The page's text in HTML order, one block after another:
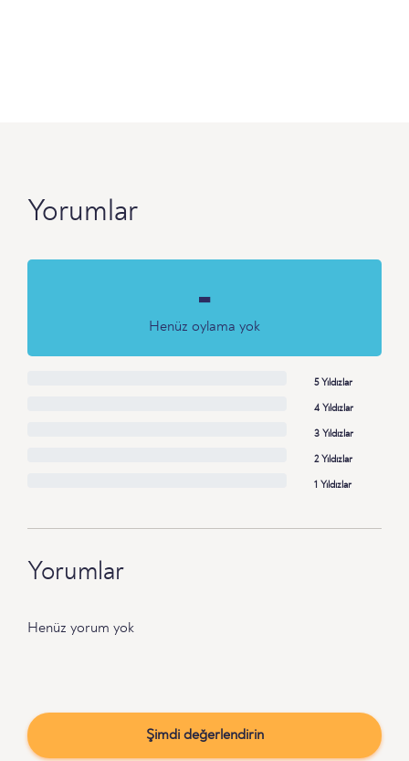
Yorumlar
-
Henüz oylama yok
5 Yıldızlar
4 Yıldızlar
3 Yıldızlar
2 Yıldızlar
1 Yıldızlar
Yorumlar
Henüz yorum yok
Şimdi değerlendirin